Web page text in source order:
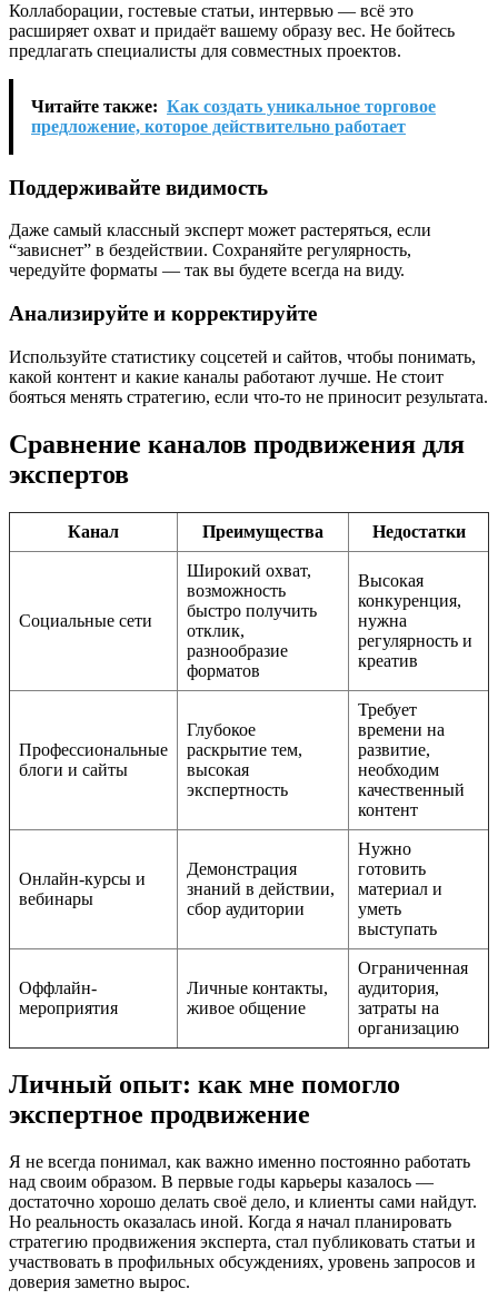
Коллаборации, гостевые статьи, интервью — всё это
расширяет охват и придаёт вашему образу вес. Не бойтесь
предлагать специалисты для совместных проектов.
Читайте также: Как создать уникальное торговое
предложение, которое действительно работает
Поддерживайте видимость
Даже самый классный эксперт может растеряться, если
“зависнет” в бездействии. Сохраняйте регулярность,
чередуйте форматы — так вы будете всегда на виду.
Анализируйте и корректируйте
Используйте статистику соцсетей и сайтов, чтобы понимать,
какой контент и какие каналы работают лучше. Не стоит
бояться менять стратегию, если что-то не приносит результата.
Сравнение каналов продвижения для
экспертов
Канал Преимущества Недостатки
Социальные сети
Широкий охват,
возможность
быстро получить
отклик,
разнообразие
форматов
Высокая
конкуренция,
нужна
регулярность и
креатив
Профессиональные
блоги и сайты
Глубокое
раскрытие тем,
высокая
экспертность
Требует
времени на
развитие,
необходим
качественный
контент
Онлайн-курсы и
вебинары
Демонстрация
знаний в действии,
сбор аудитории
Нужно
готовить
материал и
уметь
выступать
Оффлайн-
мероприятия
Личные контакты,
живое общение
Ограниченная
аудитория,
затраты на
организацию
Личный опыт: как мне помогло
экспертное продвижение
Я не всегда понимал, как важно именно постоянно работать
над своим образом. В первые годы карьеры казалось —
достаточно хорошо делать своё дело, и клиенты сами найдут.
Но реальность оказалась иной. Когда я начал планировать
стратегию продвижения эксперта, стал публиковать статьи и
участвовать в профильных обсуждениях, уровень запросов и
доверия заметно вырос.